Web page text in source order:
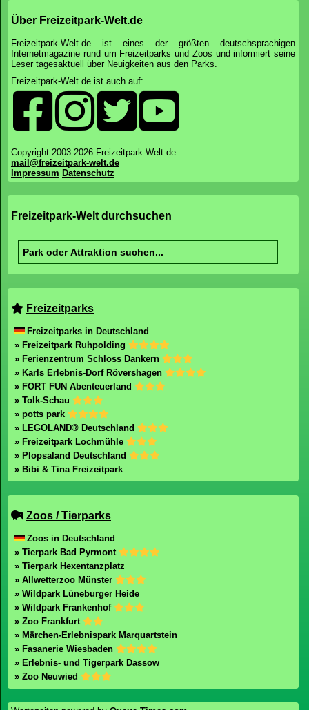
Über Freizeitpark-Welt.de
Freizeitpark-Welt.de ist eines der größten deutschsprachigen
Internetmagazine rund um Freizeitparks und Zoos und informiert seine
Leser tagesaktuell über Neuigkeiten aus den Parks.
Freizeitpark-Welt.de ist auch auf:
Copyright 2003-2026 Freizeitpark-Welt.de
mail@freizeitpark-welt.de
Impressum Datenschutz
Freizeitpark-Welt durchsuchen
Freizeitparks
Freizeitparks in Deutschland
» Freizeitpark Ruhpolding
» Ferienzentrum Schloss Dankern
» Karls Erlebnis-Dorf Rövershagen
» FORT FUN Abenteuerland
» Tolk-Schau
» potts park
» LEGOLAND® Deutschland
» Freizeitpark Lochmühle
» Plopsaland Deutschland
» Bibi & Tina Freizeitpark
Zoos / Tierparks
Zoos in Deutschland
» Tierpark Bad Pyrmont
» Tierpark Hexentanzplatz
» Allwetterzoo Münster
» Wildpark Lüneburger Heide
» Wildpark Frankenhof
» Zoo Frankfurt
» Märchen-Erlebnispark Marquartstein
» Fasanerie Wiesbaden
» Erlebnis- und Tigerpark Dassow
» Zoo Neuwied